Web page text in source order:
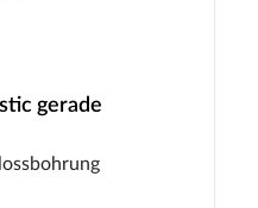
gerade